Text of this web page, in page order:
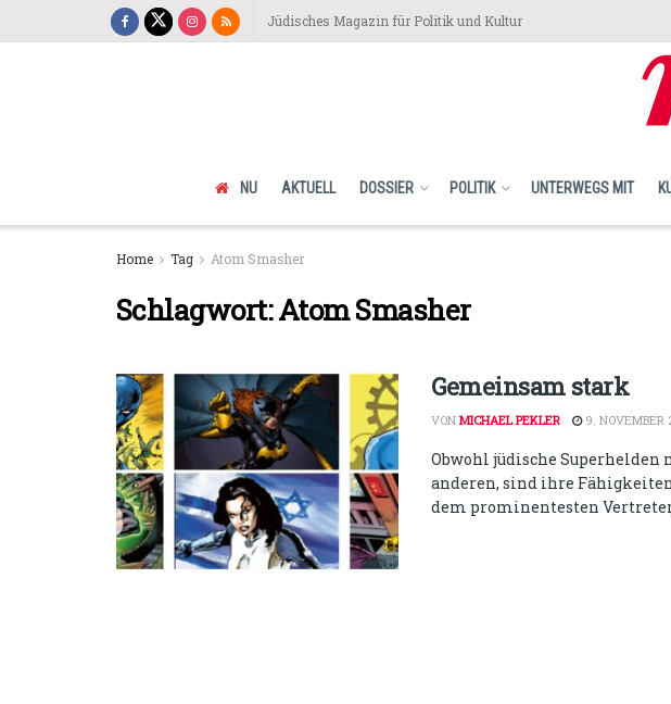
Jüdisches Magazin für Politik und Kultur
NU AKTUELL DOSSIER POLITIK UNTERWEGS MIT
Home Tag Atom Smasher
Schlagwort:Atom Smasher
Gemeinsam stark
VON MICHAEL PEKLER 9. NOVEMBER
Obwohl jüdische Superhelden
anderen, sind ihre
dem prominentesten